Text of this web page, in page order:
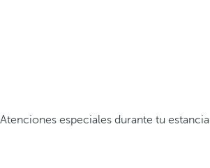
Atenciones especiales durante tu estancia